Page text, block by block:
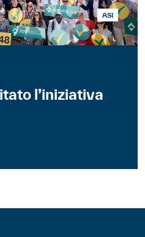
ASI
l’iniziativa